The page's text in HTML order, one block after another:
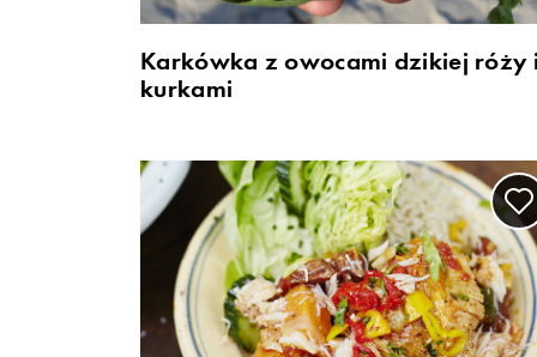
Karkówka z owocami dzikiej róży
kurkami